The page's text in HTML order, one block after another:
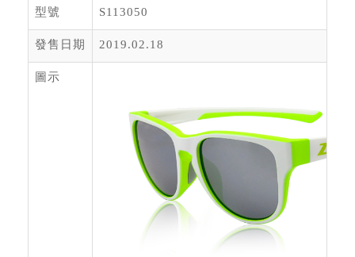
型號 S113050
發售日期 2019.02.18
圖示